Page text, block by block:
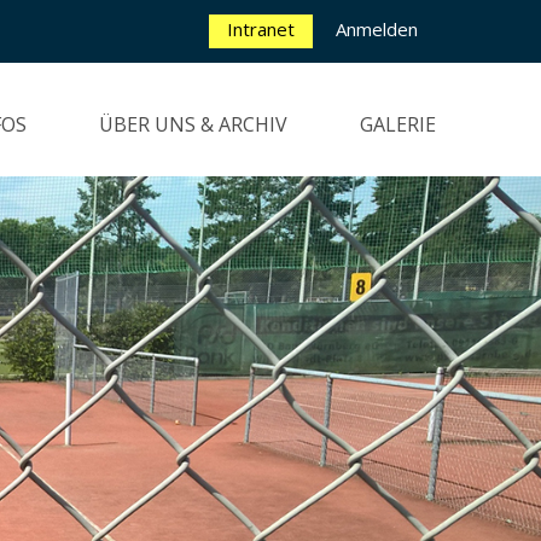
Intranet Anmelden
ÜBER UNS & ARCHIV GALERIE